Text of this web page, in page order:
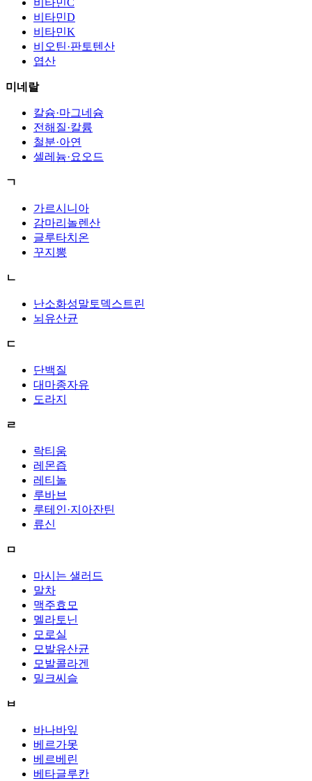
비타민D
비타민K
비오틴·판토텐산
엽산
미네랄
칼슘·마그네슘
전해질·칼륨
철분·아연
셀레늄·요오드
ㄱ
가르시니아
감마리놀렌산
글루타치온
꾸지뽕
ㄴ
난소화성말토덱스트린
뇌유산균
ㄷ
단백질
대마종자유
도라지
ㄹ
락티움
레몬즙
레티놀
루바브
루테인·지아잔틴
류신
ㅁ
마시는 샐러드
말차
맥주효모
멜라토닌
모로실
모발유산균
모발콜라겐
밀크씨슬
ㅂ
바나바잎
베르가못
베르베린
베타글루칸